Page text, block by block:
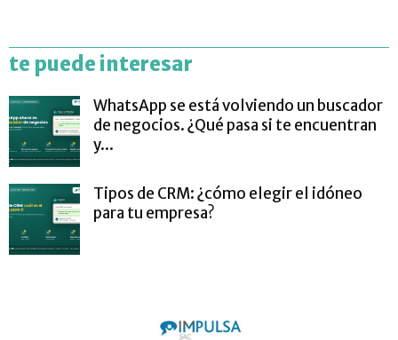
te puede interesar
WhatsApp se está volviendo un buscador
de negocios. ¿Qué pasa si te encuentran
y...
Tipos de CRM: ¿cómo elegir el idóneo
para tu empresa?